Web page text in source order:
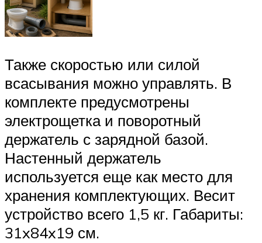
Также скоростью или силой
всасывания можно управлять. В
комплекте предусмотрены
электрощетка и поворотный
держатель с зарядной базой.
Настенный держатель
используется еще как место для
хранения комплектующих. Весит
устройство всего 1,5 кг. Габариты:
31x84x19 см.